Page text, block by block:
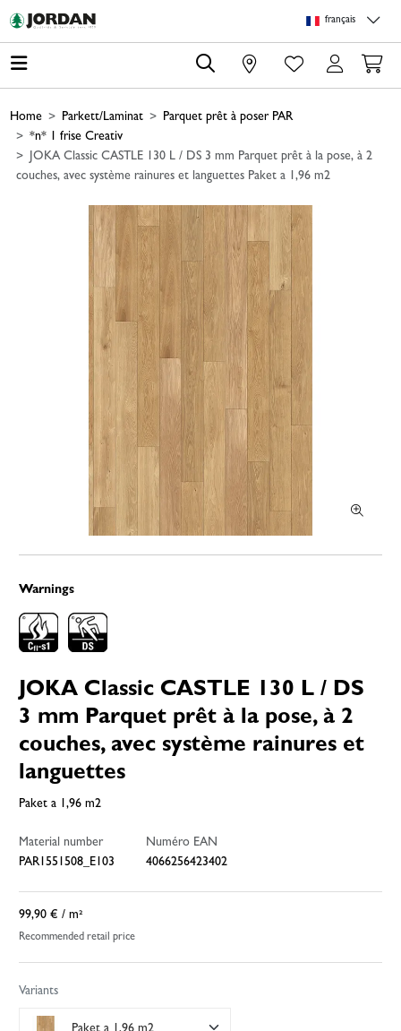
français
0
Home Parkett/Laminat
Parquet prêt à poser PAR
*n* 1 frise Creativ
JOKA Classic CASTLE 130 L / DS 3 mm Parquet prêt à la pose, à 2
couches, avec système rainures et languettes Paket a 1,96 m2
Warnings
JOKA Classic CASTLE 130 L / DS
3 mm Parquet prêt à la pose, à 2
couches, avec système rainures et
languettes
Paket a 1,96 m2
Material number
PAR1551508_E103
Numéro EAN
4066256423402
99,90 € / m²
Recommended retail price
Variants